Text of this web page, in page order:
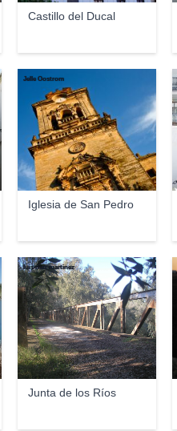
Castillo del Ducal
Iglesia de San Pedro
Jelle Oostrom
Junta de los Ríos
luis diaz martinez